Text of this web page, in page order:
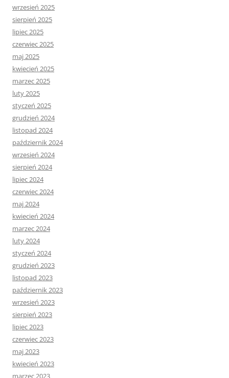
wrzesień 2025
sierpień 2025
lipiec 2025
czerwiec 2025
maj 2025
kwiecień 2025
marzec 2025
luty 2025
styczeń 2025
grudzień 2024
listopad 2024
październik 2024
wrzesień 2024
sierpień 2024
lipiec 2024
czerwiec 2024
maj 2024
kwiecień 2024
marzec 2024
luty 2024
styczeń 2024
grudzień 2023
listopad 2023
październik 2023
wrzesień 2023
sierpień 2023
lipiec 2023
czerwiec 2023
maj 2023
kwiecień 2023
marzec 2023